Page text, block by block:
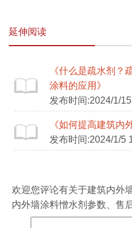
延伸阅读
《什么是疏水剂？
涂料的应用》
发布时间:2024/1/
《如何提高建筑内
发布时间:2024/1/5
欢迎您评论有关于建筑内外
内外墙涂料憎水剂 参数、售